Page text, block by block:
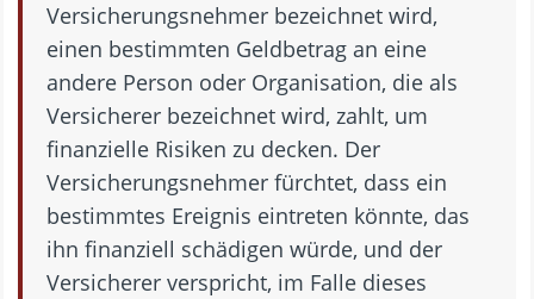
Versicherungsnehmer bezeichnet wird,
einen bestimmten Geldbetrag an eine
andere Person oder Organisation, die als
Versicherer bezeichnet wird, zahlt, um
finanzielle Risiken zu decken. Der
Versicherungsnehmer fürchtet, dass ein
bestimmtes Ereignis eintreten könnte, das
ihn finanziell schädigen würde, und der
Versicherer verspricht, im Falle dieses